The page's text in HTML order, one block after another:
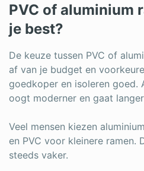
PVC of aluminium
je best?
De keuze tussen PVC of
af van je budget en
goedkoper en isoleren goed.
oogt moderner en gaat
Veel mensen kiezen
en PVC voor kleinere ramen.
steeds vaker.